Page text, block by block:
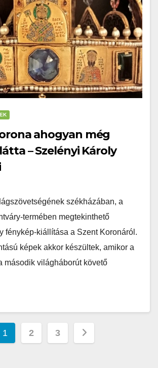
ahogyan még
– Szelényi Károly
székházában, a
termében megtekinthető
fénykép-kiállítása a Szent Koronáról.
képek akkor készültek, amikor a
második világháborút követő
1 2 3